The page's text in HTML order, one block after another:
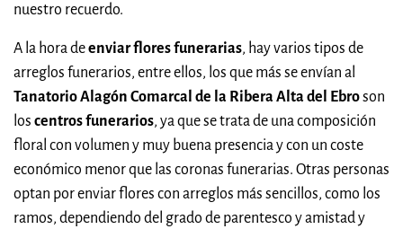
nuestro recuerdo.
A la hora deenviar flores funerarias, hay varios tipos de
arreglos funerarios, entre ellos, los que más se envían al
Tanatorio Alagón Comarcal de la Ribera Alta del Ebroson
los centros funerarios, ya que se trata de una composición
floral con volumen y muy buena presencia y con un coste
económico menor que las coronas funerarias. Otras personas
optan por enviar flores con arreglos más sencillos, como los
ramos, dependiendo del grado de parentesco y amistad y